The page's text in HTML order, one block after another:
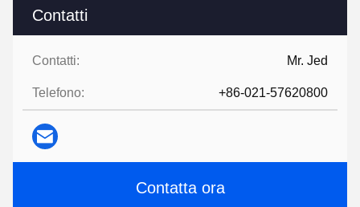
Contatti
Contatti: Mr. Jed
Telefono: +86-021-57620800
Contatta ora